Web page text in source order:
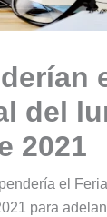
del
2021
el
para